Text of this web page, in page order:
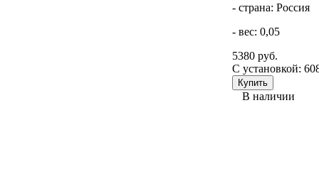
- страна: Россия
- вес: 0,05
5380 руб.
С установкой:
В наличии